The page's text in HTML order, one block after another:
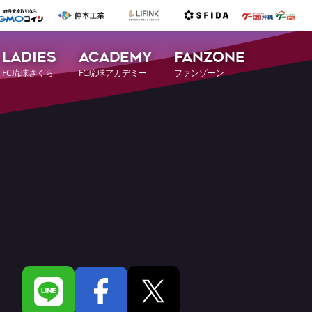
LADIES
FC琉球さくら
ACADEMY
FC琉球アカデミー
FANZONE
ファンゾーン